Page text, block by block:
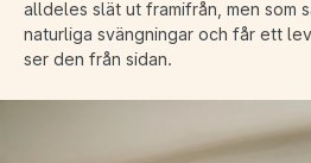
alldeles slät ut framifrån, men som
naturliga svängningar och får ett
ser den från sidan.